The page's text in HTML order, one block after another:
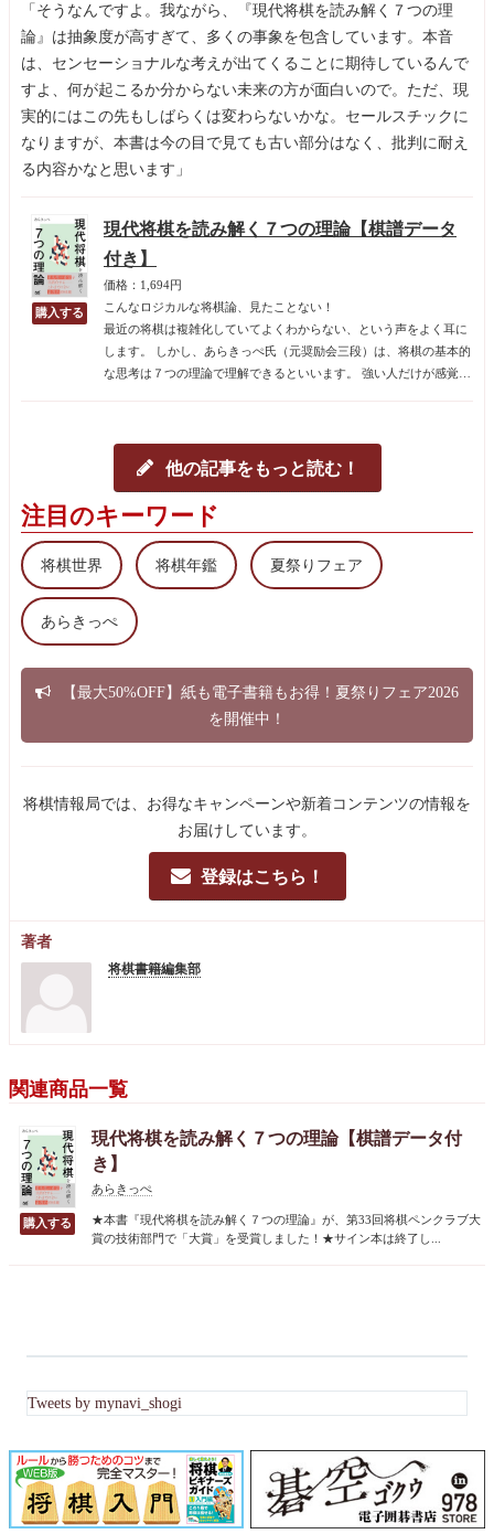
「そうなんですよ。我ながら、『現代将棋を読み解く７つの理
論』は抽象度が高すぎて、多くの事象を包含しています。本音
は、センセーショナルな考えが出てくることに期待しているんで
すよ、何が起こるか分からない未来の方が面白いので。ただ、現
実的にはこの先もしばらくは変わらないかな。セールスチックに
なりますが、本書は今の目で見ても古い部分はなく、批判に耐え
る内容かなと思います」
現代将棋を読み解く７つの理論【棋譜データ
付き】
価格：1,694円
こんなロジカルな将棋論、見たことない！
最近の将棋は複雑化していてよくわからない、という声をよく耳に
します。 しかし、あらきっぺ氏（元奨励会三段）は、将棋の基本的
な思考は７つの理論で理解できるといいます。 強い人だけが感覚的
他の記事をもっと読む！
注目のキーワード
将棋世界 将棋年鑑 夏祭りフェア
あらきっぺ
【最大50%OFF】紙も電子書籍もお得！夏祭りフェア2026
を開催中！
将棋情報局では、お得なキャンペーンや新着コンテンツの情報を
お届けしています。
登録はこちら！
著者
将棋書籍編集部
関連商品一覧
現代将棋を読み解く７つの理論【棋譜データ付
き】
あらきっぺ
★本書『現代将棋を読み解く７つの理論』が、第33回将棋ペンクラブ大
賞の技術部門で「大賞」を受賞しました！★サイン本は終了し...
Tweets by mynavi_shogi